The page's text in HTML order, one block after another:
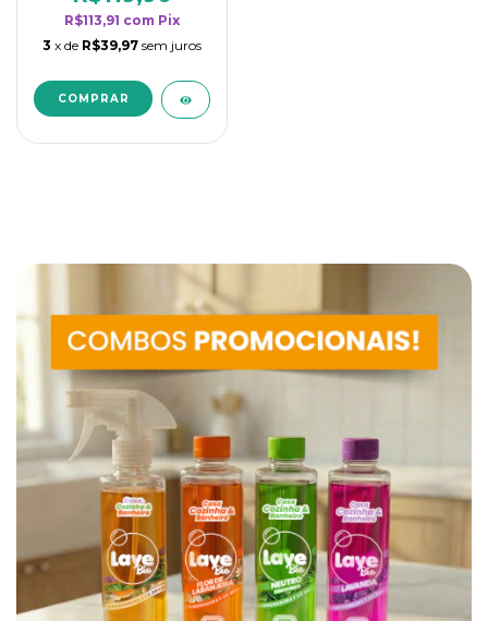
R$113,91 com Pix
3 x de R$39,97 sem juros